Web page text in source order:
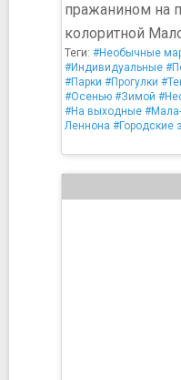
пражанином на
колоритной
Теги: #Необычные
#Индивидуальные
#Парки #Прогулки
#Осенью #Зимой
#На выходные
Леннона #Городские